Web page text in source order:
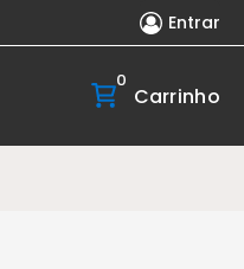
Entrar
0
Carrinho